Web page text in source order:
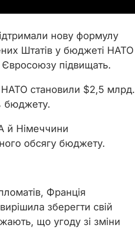
нову формулу
Штатів у бюджеті НАТО
Євросоюзу підвищать.
становили $2,5 млрд.
бюджету.
й Німеччини
обсягу бюджету.
Франція
зберегти свій
що угоду зі зміни